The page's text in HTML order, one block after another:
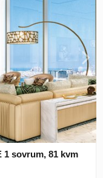
1 sovrum, 81 kvm